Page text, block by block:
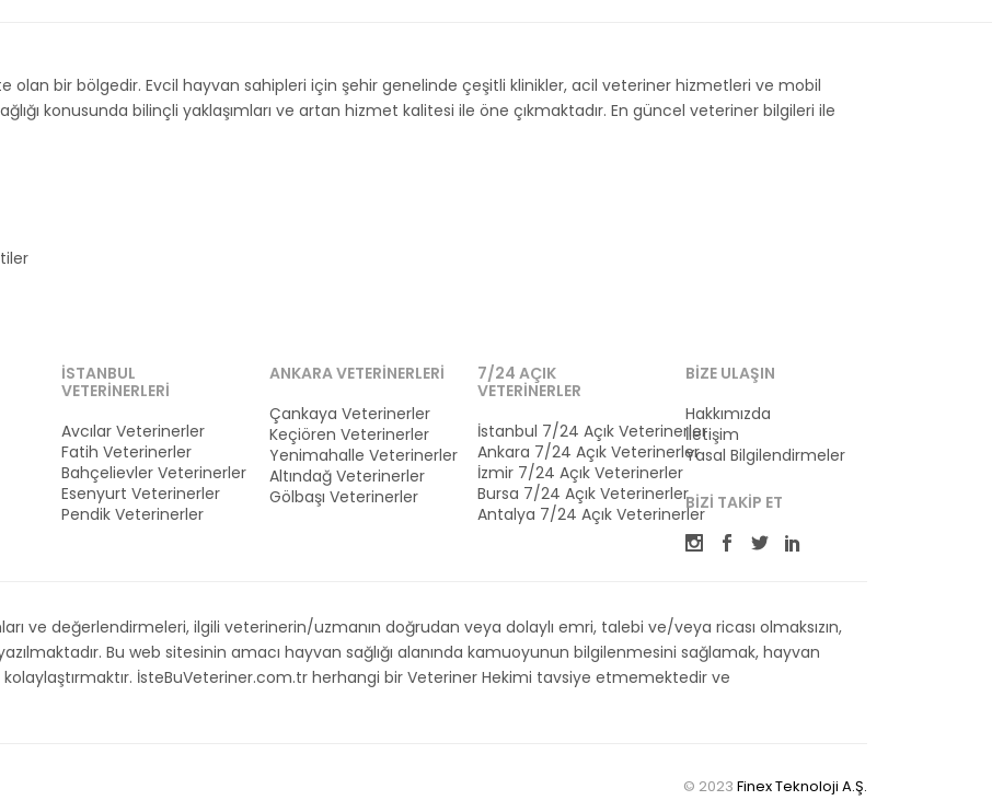
olan bir bölgedir. Evcil hayvan sahipleri için şehir genelinde çeşitli klinikler, acil veteriner hizmetleri ve mobil
konusunda bilinçli yaklaşımları ve artan hizmet kalitesi ile öne çıkmaktadır. En güncel veteriner bilgileri ile
İSTANBUL
VETERINERLERI
Avcılar Veterinerler
Fatih Veterinerler
Bahçelievler Veterinerler
Esenyurt Veterinerler
Pendik Veterinerler
ANKARA VETERINERLERI
Çankaya Veterinerler
Keçiören Veterinerler
Yenimahalle Veterinerler
Altındağ Veterinerler
Gölbaşı Veterinerler
7/24 AÇIK
VETERINERLER
İstanbul 7/24 Açık Veterinerler
Ankara 7/24 Açık Veterinerler
İzmir 7/24 Açık Veterinerler
Bursa 7/24 Açık Veterinerler
Antalya 7/24 Açık Veterinerler
BIZE ULAŞIN
Hakkımızda
İletişim
Yasal Bilgilendirmeler
BIZI TAKIP ET
ve değerlendirmeleri, ilgili veterinerin/uzmanın doğrudan veya dolaylı emri, talebi ve/veya ricası olmaksızın,
Bu web sitesinin amacı hayvan sağlığı alanında kamuoyunun bilgilenmesini sağlamak, hayvan
İsteBuVeteriner.com.tr herhangi bir Veteriner Hekimi tavsiye etmemektedir ve
© 2023 Finex Teknoloji A.Ş.